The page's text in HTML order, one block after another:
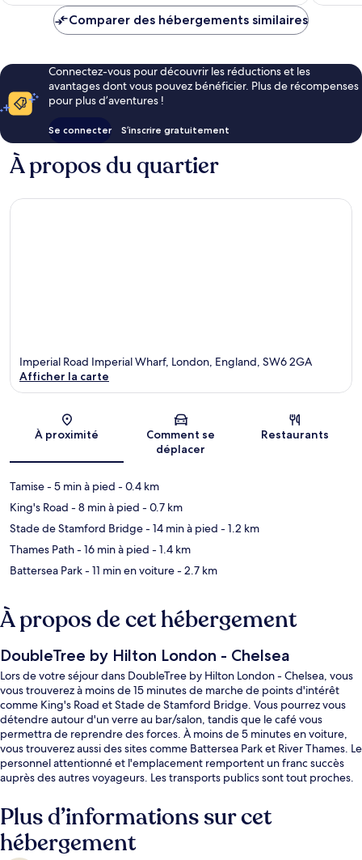
de
Comparer des hébergements similaires
Connectez-vous pour découvrir les réductions et les
avantages dont vous pouvez bénéficier. Plus de récompenses
pour plus d’aventures !
Se connecter S’inscrire gratuitement
À propos du quartier
Carte
Imperial Road Imperial Wharf, London, England, SW6 2GA
Afficher la carte
À proximité
Comment se
déplacer
Restaurants
Tamise- 5 min à pied - 0.4 km
King's Road - 8 min à pied - 0.7 km
Stade de Stamford Bridge- 14 min à pied - 1.2 km
Thames Path- 16 min à pied - 1.4 km
Battersea Park- 11 min en voiture- 2.7 km
À propos de cet hébergement
DoubleTree by Hilton London - Chelsea
Lors de votre séjour dans DoubleTree by Hilton London - Chelsea, vous
vous trouverez à moins de 15 minutes de marche de points d'intérêt
comme King's Road et Stade de Stamford Bridge. Vous pourrez vous
détendre autour d'un verre au bar/salon, tandis que le café vous
permettra de reprendre des forces. À moins de 5 minutes en voiture,
vous trouverez aussi des sites comme Battersea Park et River Thames. Le
personnel attentionné et l'emplacement remportent un franc succès
auprès des autres voyageurs. Les transports publics sont tout proches.
Plus d’informations sur cet
hébergement